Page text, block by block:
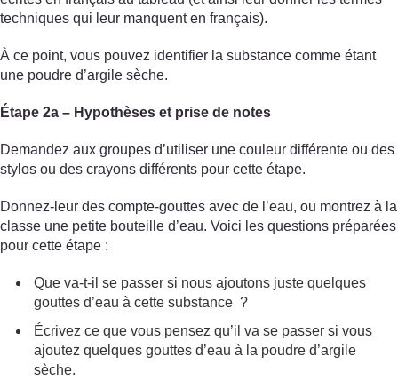
techniques qui leur manquent en français).
À ce point, vous pouvez identifier la substance comme étant
une poudre d’argile sèche.
Étape 2a – Hypothèses et prise de notes
Demandez aux groupes d’utiliser une couleur différente ou des
stylos ou des crayons différents pour cette étape.
Donnez-leur des compte-gouttes avec de l’eau, ou montrez à la
classe une petite bouteille d’eau. Voici les questions préparées
pour cette étape :
Que va-t-il se passer si nous ajoutons juste quelques
gouttes d’eau à cette substance ?
Écrivez ce que vous pensez qu’il va se passer si vous
ajoutez quelques gouttes d’eau à la poudre d’argile
sèche.